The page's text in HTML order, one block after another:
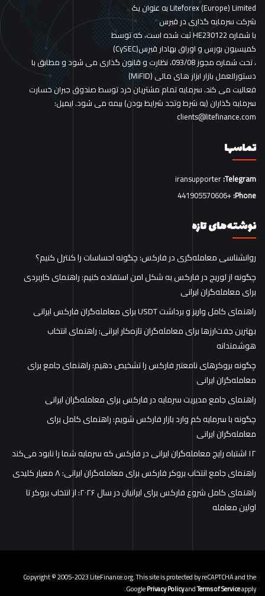
Liteforex (Europe) Limited به عنوان یک
شرکت سرمایه گذاری در قبرس
با شماره HE230122 ثبت شده است، که توسط
کمیسیون بورس و اوراق بهادار قبرس(CySEC)
، تحت شماره مجوز 093/08، نظارت و قانون گذاری می شود و مطابق با
دستورالعمل بازار ابزار های مالی (MiFID)
فعالیت می کند. سرمایه تمام مشتریان خرد توسط صندوق جبران خسارت
سرمایه گذاران (به شرط وتجد شرایط بودن) بیمه می شود. ایمیل:
clients@litefinance.com
تماسها
Telegram:
iransupporter
Phone:
+441905570606
نوشته‌های تازه
روانشناسی معامله‌گری در فارکس: چگونه احساسات را کنترل کنیم؟
چگونه از لوریج در فارکس به شکل امن استفاده کنیم: راهنمای کاربردی
برای معامله‌گران ایرانی
راهنمای کامل واریز و برداشت USDT برای معامله‌گران فارکس ایرانی
بهترین جفت‌ارزها برای معامله‌گران تازه‌کار ایرانی: راهنمای انتخاب
هوشمندانه
چگونه بروکرهای نامعتبر فارکس را تشخیص دهیم: راهنمای جامع برای
معامله‌گران ایرانی
راهنمای جامع مدیریت سرمایه در فارکس برای معامله‌گران ایرانی
چگونه با سرمایه کم وارد بازار فارکس شویم: راهنمای کامل برای
معامله‌گران ایرانی
۱۲ اشتباه رایج معامله‌گران ایرانی در فارکس که سرمایه شما را نابود می‌کند
راهنمای جامع انتخاب بروکر فارکس برای معامله‌گران ایرانی: ۸ معیار کلیدی
راهنمای کامل شروع فارکس برای ایرانیان در سال ۲۰۲۶: از انتخاب بروکر تا
اولین معامله
Copyright © 2005-2023 LiteFinance.org. This site is protected by reCAPTCHA and the
GooglePrivacy PolicyandTerms of Serviceapply.